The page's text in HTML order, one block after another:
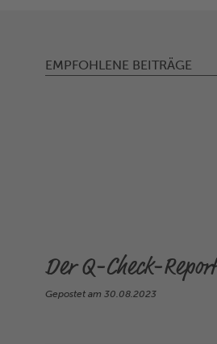
EMPFOHLENE BEITRÄGE
Der Q-Check-Report
Gepostet am 30.08.2023